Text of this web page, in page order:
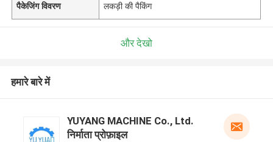
पैकेजिंग विवरण लकड़ी की पैकिंग
और देखो
हमारे बारे में
YUYANG MACHINE Co., Ltd.
निर्माता प्रोफ़ाइल